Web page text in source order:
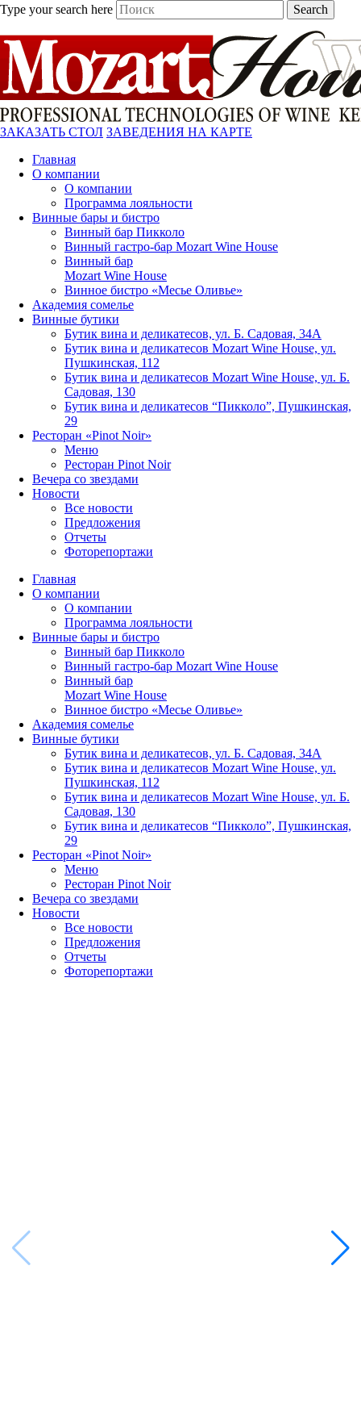
Type your search here Search
ЗАКАЗАТЬ СТОЛ ЗАВЕДЕНИЯ НА КАРТЕ
Главная
О компании
О компании
Программа лояльности
Винные бары и бистро
Винный бар Пикколо
Винный гастро-бар Mozart Wine House
Винный бар
Mozart Wine House
Винное бистро «Месье Оливье»
Академия сомелье
Винные бутики
Бутик вина и деликатесов, ул. Б. Садовая, 34А
Бутик вина и деликатесов Mozart Wine House, ул.
Пушкинская, 112
Бутик вина и деликатесов Mozart Wine House, ул. Б.
Садовая, 130
Бутик вина и деликатесов “Пикколо”, Пушкинская,
29
Ресторан «Pinot Noir»
Меню
Ресторан Pinot Noir
Вечера со звездами
Новости
Все новости
Предложения
Отчеты
Фоторепортажи
Главная
О компании
О компании
Программа лояльности
Винные бары и бистро
Винный бар Пикколо
Винный гастро-бар Mozart Wine House
Винный бар
Mozart Wine House
Винное бистро «Месье Оливье»
Академия сомелье
Винные бутики
Бутик вина и деликатесов, ул. Б. Садовая, 34А
Бутик вина и деликатесов Mozart Wine House, ул.
Пушкинская, 112
Бутик вина и деликатесов Mozart Wine House, ул. Б.
Садовая, 130
Бутик вина и деликатесов “Пикколо”, Пушкинская,
29
Ресторан «Pinot Noir»
Меню
Ресторан Pinot Noir
Вечера со звездами
Новости
Все новости
Предложения
Отчеты
Фоторепортажи